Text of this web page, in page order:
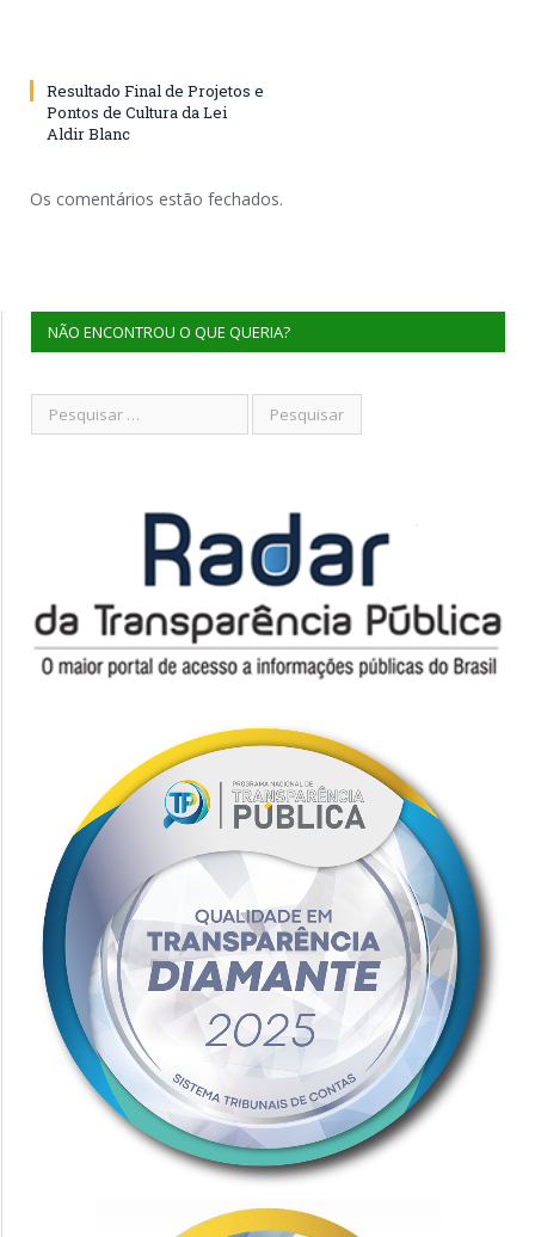
Resultado Final de Projetos e
Pontos de Cultura da Lei
Aldir Blanc
Os comentários estão fechados.
NÃO ENCONTROU O QUE QUERIA?